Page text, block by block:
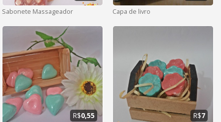
Sabonete Massageador Capa de livro
R$0,55 R$7